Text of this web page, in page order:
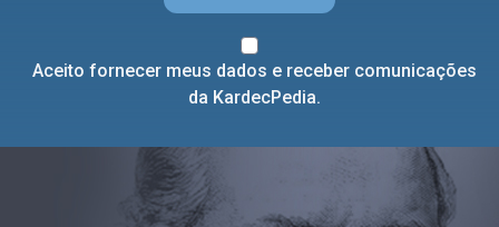
Aceito fornecer meus dados e receber comunicações
da KardecPedia.